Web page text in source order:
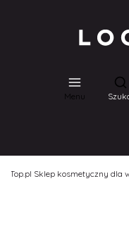
Menu
Sklep kosmetyczny dla